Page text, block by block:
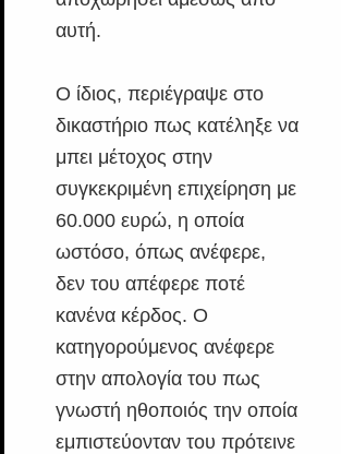
αυτή.
Ο ίδιος, περιέγραψε στο
δικαστήριο πως κατέληξε να
μπει μέτοχος στην
συγκεκριμένη επιχείρηση με
60.000 ευρώ, η οποία
ωστόσο, όπως ανέφερε,
δεν του απέφερε ποτέ
κανένα κέρδος. Ο
κατηγορούμενος ανέφερε
στην απολογία του πως
γνωστή ηθοποιός την οποία
εμπιστεύονταν του πρότεινε